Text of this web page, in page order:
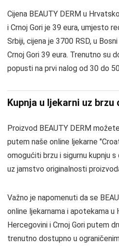
Cijena BEAUTY DERM u
i Crnoj Gori je 39 eura, umjesto
Srbiji, cijena je 3700 RSD, u
Crnoj Gori 39 eura. Trenutno su
popusti na prvi nalog od 30 do
Kupnja u ljekarni uz brzu
Proizvod BEAUTY DERM
putem naše online ljekarne
omogućiti brzu i sigurnu kupnju
uz jamstvo originalnosti
Važno je napomenuti da se
online ljekarnama i apotekama u
Hercegovini i Crnoj Gori putem
trenutno dostupno u